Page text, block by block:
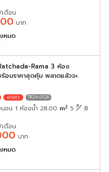
เดือน
บาท
หมด
Rama 3 ห้อง
มราคาสุดคุ้ม พลาดแล้วจะ
TR24-0126
อน 1 ห้องน้ำ 28.00 m2 5 ฺB
เดือน
บาท
หมด